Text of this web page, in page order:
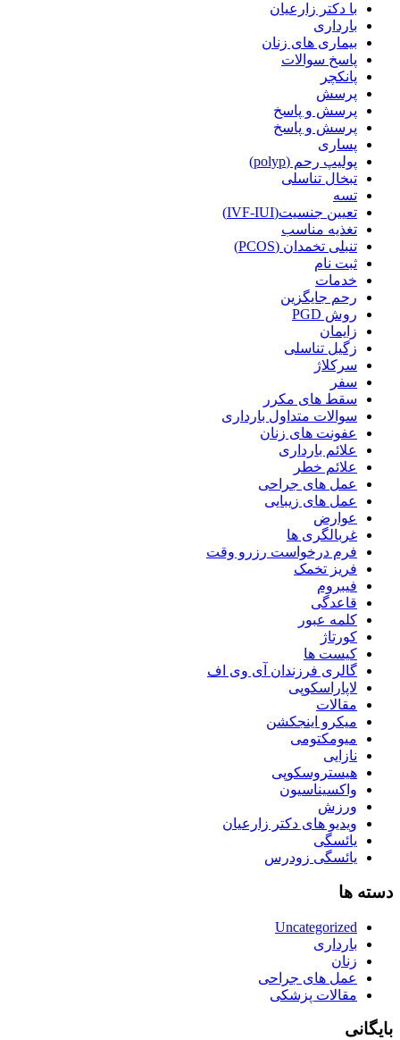
با دکتر زارعیان
بارداری
بیماری های زنان
پاسخ سوالات
پانکچر
پرسش
پرسش و پاسخ
پرسش و پاسخ
پساری
پولیپ رحم (polyp)
تبخال تناسلی
تسه
تعیین جنسیت(IVF-IUI)
تغذیه مناسب
تنبلی تخمدان (PCOS)
ثبت نام
خدمات
رحم جایگزین
روش PGD
زایمان
زگیل تناسلی
سرکلاژ
سفر
سقط های مکرر
سوالات متداول بارداری
عفونت های زنان
علائم بارداری
علائم خطر
عمل های جراحی
عمل های زیبایی
عوارض
غربالگری ها
فرم درخواست رزرو وقت
فریز تخمک
فیبروم
قاعدگی
کلمه عبور
کورتاژ
کیست ها
گالری فرزندان آی وی اف
لاپاراسکوپی
مقالات
میکرو اینجکشن
میومکتومی
نازایی
هیستروسکوپی
واکسیناسیون
ورزش
ویدیو های دکتر زارعیان
یائسگی
یائسگی زودرس
دسته ها
Uncategorized
بارداری
زنان
عمل های جراحی
مقالات پزشکی
بایگانی